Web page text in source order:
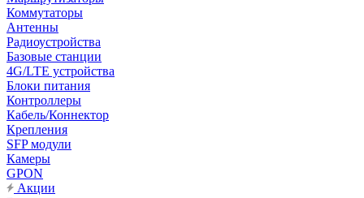
Коммутаторы
Антенны
Радиоустройства
Базовые станции
4G/LTE устройства
Блоки питания
Контроллеры
Кабель/Коннектор
Крепления
SFP модули
Камеры
GPON
Акции